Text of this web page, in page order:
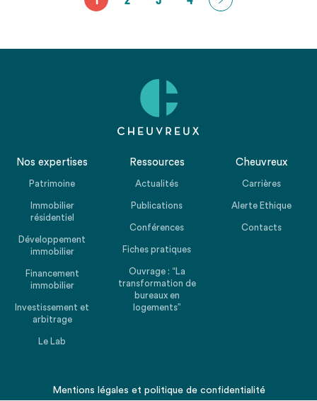
Nos expertises
Patrimoine
Immobilier
résidentiel
Développement
immobilier
Financement
immobilier
Investissement et
arbitrage
Le Lab
Ressources
Actualités
Publications
Conférences
Fiches pratiques
Ouvrage : “La
transformation de
bureaux en
logements”
Cheuvreux
Carrières
Alerte Ethique
Contacts
Mentions légales et politique de confidentialité